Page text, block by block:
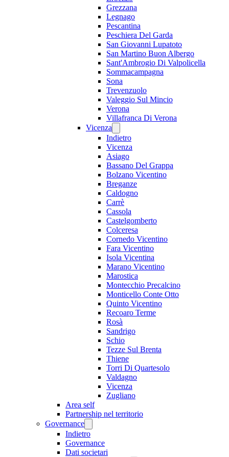
Grezzana
Legnago
Pescantina
Peschiera Del Garda
San Giovanni Lupatoto
San Martino Buon Albergo
Sant'Ambrogio Di Valpolicella
Sommacampagna
Sona
Trevenzuolo
Valeggio Sul Mincio
Verona
Villafranca Di Verona
Vicenza
Indietro
Vicenza
Asiago
Bassano Del Grappa
Bolzano Vicentino
Breganze
Caldogno
Carrè
Cassola
Castelgomberto
Colceresa
Cornedo Vicentino
Fara Vicentino
Isola Vicentina
Marano Vicentino
Marostica
Montecchio Precalcino
Monticello Conte Otto
Quinto Vicentino
Recoaro Terme
Rosà
Sandrigo
Schio
Tezze Sul Brenta
Thiene
Torri Di Quartesolo
Valdagno
Vicenza
Zugliano
Area self
Partnership nel territorio
Governance
Indietro
Governance
Dati societari